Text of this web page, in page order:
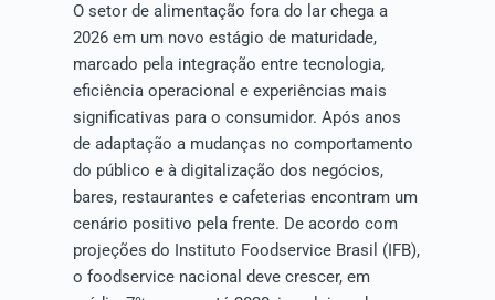
O setor de alimentação fora do lar chega a
2026 em um novo estágio de maturidade,
marcado pela integração entre tecnologia,
eficiência operacional e experiências mais
significativas para o consumidor. Após anos
de adaptação a mudanças no comportamento
do público e à digitalização dos negócios,
bares, restaurantes e cafeterias encontram um
cenário positivo pela frente. De acordo com
projeções do Instituto Foodservice Brasil (IFB),
o foodservice nacional deve crescer, em